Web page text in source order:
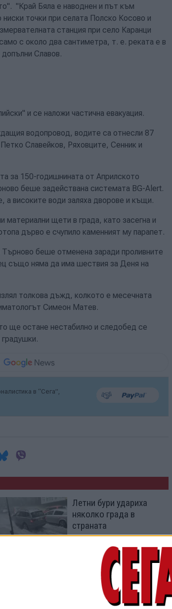
"Край Бяла е наводнен и път към
точки при селата Полско Косово и
станция при село Каранци
с около два сантиметра, т. е. реката е в
Славов.
и се наложи частична евакуация.
водопровод, водите са отнесли 87
Славейков, Ряховците, Сенник и
за 150-годишнината от Априлското
беше задействана системата BG-Alert.
високите води заляха дворове и къщи.
материални щети в града, като засегна и
дърво е счупило каменният му парапет.
беше отменена заради проливните
също няма да има шествия за Деня на
толкова дъжд, колкото е месечната
Симеон Матев.
ще остане нестабилно и следобед се
градушки.
в “Сега”,
Летни бури удариха
няколко града в
страната
22 Юли 2026
Заради бури и порои са
възможни наводнения